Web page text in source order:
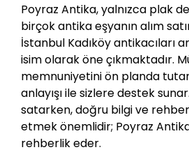
Poyraz Antika, yalnızca plak
birçok antika eşyanın alım
İstanbul Kadıköy antikacıları
isim olarak öne çıkmaktadır.
memnuniyetini ön planda
anlayışı ile sizlere destek
satarken, doğru bilgi ve
etmek önemlidir; Poyraz
rehberlik eder.